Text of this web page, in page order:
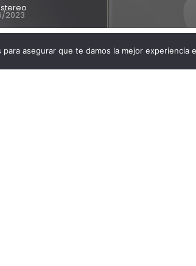
2023
para asegurar que te damos la mejor